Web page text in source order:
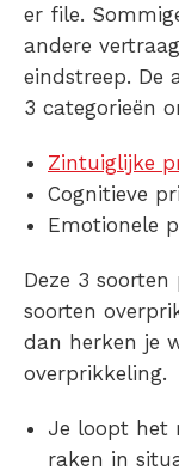
er file.
andere
eindstreep. De
3 categorieën
Zintuiglijke
Cognitieve
Emotionele
Deze 3 soorten
soorten
dan herken je
overprikkeling.
Je loopt het
raken in